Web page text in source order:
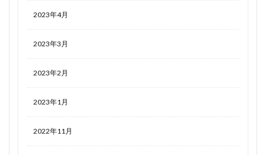
2023年4月
2023年3月
2023年2月
2023年1月
2022年11月